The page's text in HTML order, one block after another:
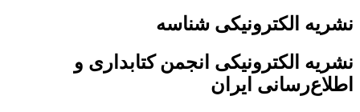
نشریه الکترونیکی شناسه
نشریه الکترونیکی انجمن کتابداری و
اطلاع‌رسانی ایران